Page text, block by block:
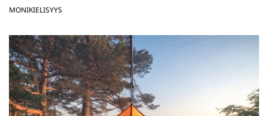
MONIKIELISYYS